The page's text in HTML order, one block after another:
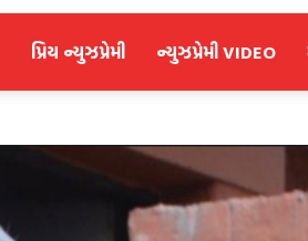
પ્રિય ન્યુઝપ્રેમી ન્યુઝપ્રેમી VIDEO